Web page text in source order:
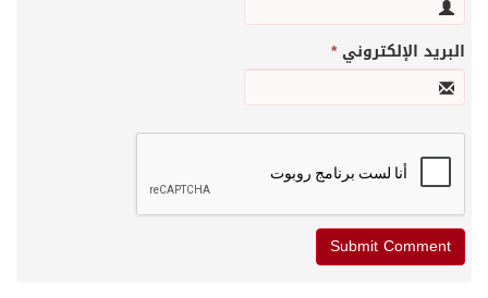
البريد الإلكتروني*